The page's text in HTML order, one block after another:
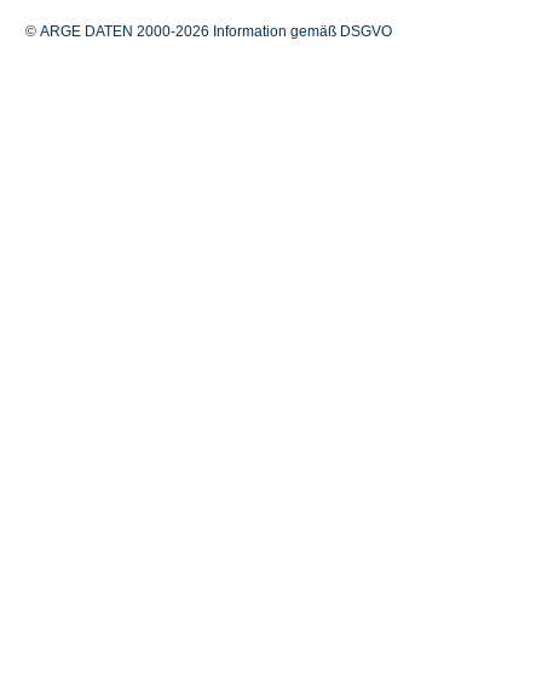
© ARGE DATEN 2000-2026 Information gemäß DSGVO